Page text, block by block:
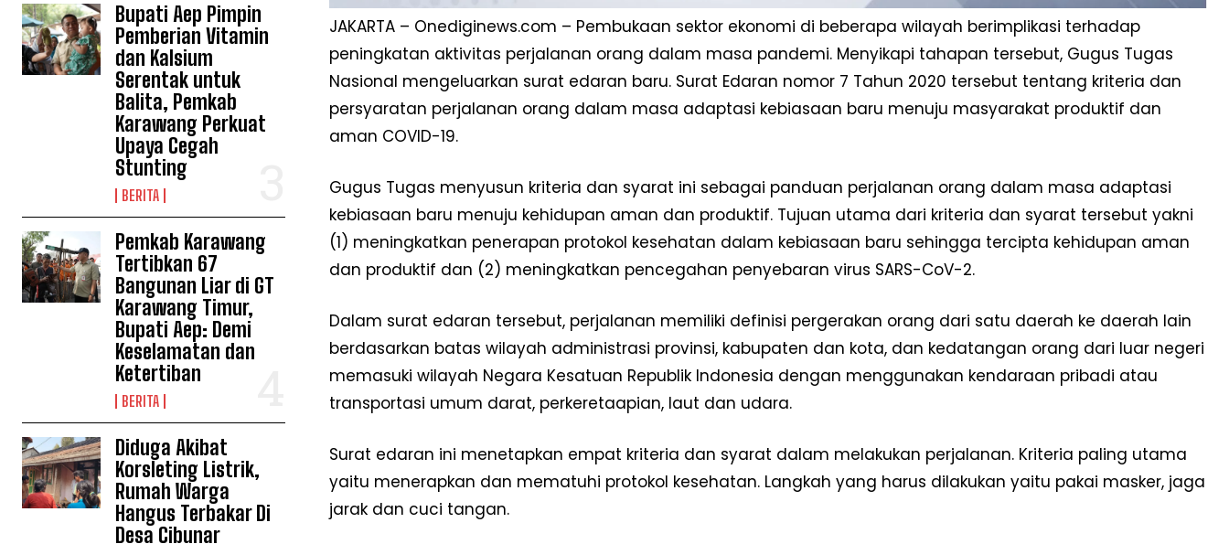
Bupati Aep Pimpin
Pemberian Vitamin
dan Kalsium
Serentak untuk
Balita, Pemkab
Karawang Perkuat
Upaya Cegah
Stunting
BERITA
Pemkab Karawang
Tertibkan 67
Bangunan Liar di GT
Karawang Timur,
Bupati Aep: Demi
Keselamatan dan
Ketertiban
BERITA
Diduga Akibat
Korsleting Listrik,
Rumah Warga
Hangus Terbakar Di
Desa Cibunar
JAKARTA – Onediginews.com – Pembukaan sektor ekonomi di beberapa wilayah berimplikasi terhadap
peningkatan aktivitas perjalanan orang dalam masa pandemi. Menyikapi tahapan tersebut, Gugus Tugas
Nasional mengeluarkan surat edaran baru. Surat Edaran nomor 7 Tahun 2020 tersebut tentang kriteria dan
persyaratan perjalanan orang dalam masa adaptasi kebiasaan baru menuju masyarakat produktif dan
aman COVID-19.
Gugus Tugas menyusun kriteria dan syarat ini sebagai panduan perjalanan orang dalam masa adaptasi
kebiasaan baru menuju kehidupan aman dan produktif. Tujuan utama dari kriteria dan syarat tersebut yakni
(1) meningkatkan penerapan protokol kesehatan dalam kebiasaan baru sehingga tercipta kehidupan aman
dan produktif dan (2) meningkatkan pencegahan penyebaran virus SARS-CoV-2.
Dalam surat edaran tersebut, perjalanan memiliki definisi pergerakan orang dari satu daerah ke daerah lain
berdasarkan batas wilayah administrasi provinsi, kabupaten dan kota, dan kedatangan orang dari luar negeri
memasuki wilayah Negara Kesatuan Republik Indonesia dengan menggunakan kendaraan pribadi atau
transportasi umum darat, perkeretaapian, laut dan udara.
Surat edaran ini menetapkan empat kriteria dan syarat dalam melakukan perjalanan. Kriteria paling utama
yaitu menerapkan dan mematuhi protokol kesehatan. Langkah yang harus dilakukan yaitu pakai masker, jaga
jarak dan cuci tangan.